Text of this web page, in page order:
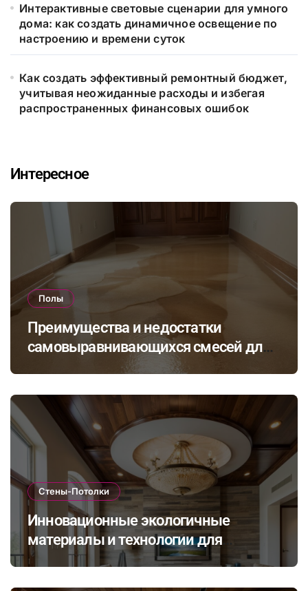
Интерактивные световые сценарии для умного
дома: как создать динамичное освещение по
настроению и времени суток
Как создать эффективный ремонтный бюджет,
учитывая неожиданные расходы и избегая
распространенных финансовых ошибок
Интересное
Полы
Преимущества и недостатки
самовыравнивающихся смесей для
стяжки: как выбрать подходящий
Стены-Потолки
Инновационные экологичные
материалы и технологии для
стильной и долговечной отделки